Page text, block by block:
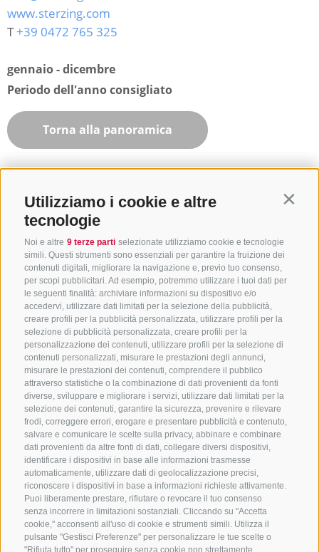
Utilizziamo i cookie e altre
tecnologie
Noi e altre 9 terze parti selezionate utilizziamo cookie e tecnologie
simili. Questi strumenti sono essenziali per garantire la fruizione dei
contenuti digitali, migliorare la navigazione e, previo tuo consenso,
per scopi pubblicitari. Ad esempio, potremmo utilizzare i tuoi dati per
le seguenti finalità: archiviare informazioni su dispositivo e/o
accedervi, utilizzare dati limitati per la selezione della pubblicità,
creare profili per la pubblicità personalizzata, utilizzare profili per la
selezione di pubblicità personalizzata, creare profili per la
personalizzazione dei contenuti, utilizzare profili per la selezione di
contenuti personalizzati, misurare le prestazioni degli annunci,
misurare le prestazioni dei contenuti, comprendere il pubblico
attraverso statistiche o la combinazione di dati provenienti da fonti
diverse, sviluppare e migliorare i servizi, utilizzare dati limitati per la
selezione dei contenuti, garantire la sicurezza, prevenire e rilevare
frodi, correggere errori, erogare e presentare pubblicità e contenuto,
salvare e comunicare le scelte sulla privacy, abbinare e combinare
dati provenienti da altre fonti di dati, collegare diversi dispositivi,
identificare i dispositivi in base alle informazioni trasmesse
automaticamente, utilizzare dati di geolocalizzazione precisi,
riconoscere i dispositivi in base a informazioni richieste attivamente.
Puoi liberamente prestare, rifiutare o revocare il tuo consenso
senza incorrere in limitazioni sostanziali. Cliccando su "Accetta
cookie," acconsenti all'uso di cookie e strumenti simili. Utilizza il
pulsante "Gestisci Preferenze" per personalizzare le tue scelte o
"Rifiuta tutto" per proseguire senza cookie non strettamente
www.sterzing.com
T+39 0472 765 325
gennaio - dicembre
Periodo dell'anno consigliato
Torna alla panoramica
CONTATTACI
+39 0472 765325/+39 0472 760608/+39 0472
632372
info@sterzing-ratschings.it
NEWSLETTER
Rimani aggiornato sulle nostre offerte